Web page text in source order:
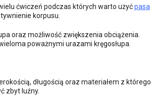
ćwiczeń podczas których warto użyćpasa
korpusu.
oraz możliwość zwiększenia obciążenia.
poważnymi urazami kręgosłupa.
długością oraz materiałem z którego
zbyt luźny.